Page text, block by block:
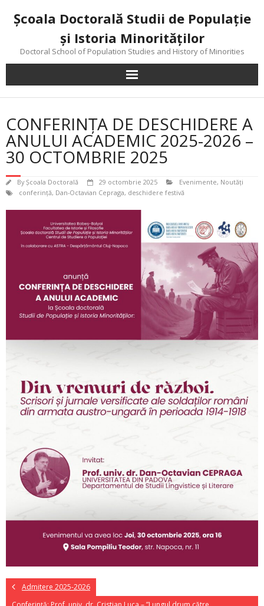
content
Şcoala Doctorală Studii de Populaţie
şi Istoria Minorităţilor
Doctoral School of Population Studies and History of Minorities
CONFERINȚA DE DESCHIDERE A
ANULUI ACADEMIC 2025-2026 –
30 OCTOMBRIE 2025
ByŞcoala Doctorală 29 octombrie 2025 Evenimente, Noutăţi
conferinţă, Dan-Octavian Cepraga, deschidere festivă
Admitere 2025-2026